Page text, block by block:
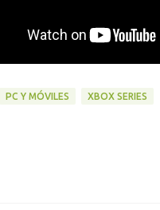
PC Y MÓVILES XBOX SERIES